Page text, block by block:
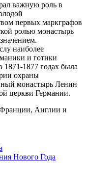
важную роль в
первых маркграфов
ролью монастырь
наиболее
и готики
1871-1877 годах была
охраны
монастырь Ленин
церкви Германии.
Франции, Англии и
Нового Года